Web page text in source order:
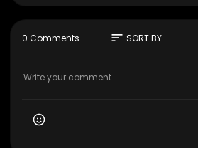
0 Comments sort SORT BY